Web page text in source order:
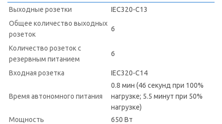
Выходные розетки
IEC320-C13
Общее количество выходных
розеток
6
Количество розеток с
резервным питанием
6
Входная розетка IEC320-C14
Время автономного питания
0.8 мин (46 секунд при 100%
нагрузке; 5.5 минут при 50%
нагрузке)
Мощность
650 Вт